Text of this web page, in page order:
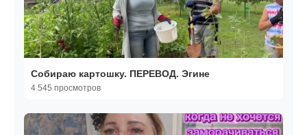
Собираю картошку. ПЕРЕВОД. Эгине
4 545 просмотров